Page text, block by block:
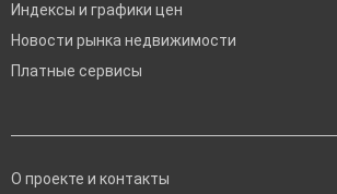
Индексы и графики цен
Новости рынка недвижимости
Платные сервисы
О проекте и контакты